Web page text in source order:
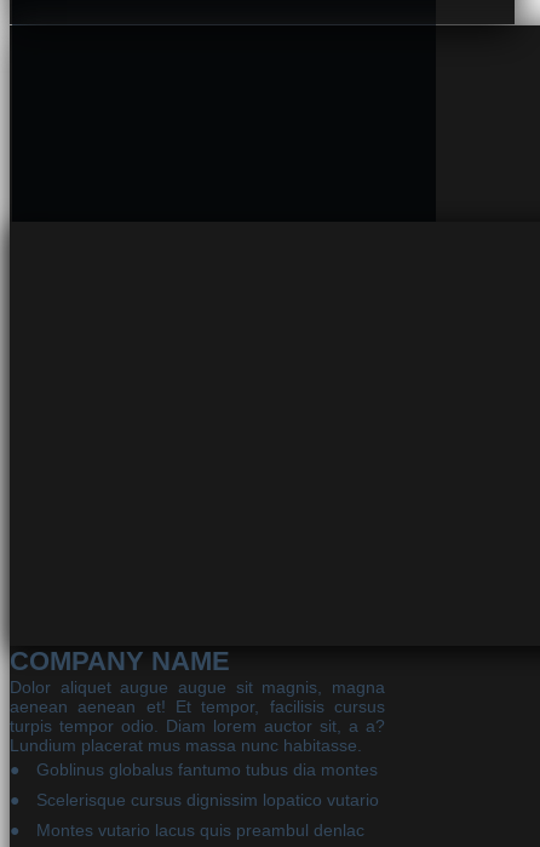
COMPANY NAME
Dolor aliquet augue augue sit magnis, magna
aenean aenean et! Et tempor, facilisis cursus
turpis tempor odio. Diam lorem auctor sit, a a?
Lundium placerat mus massa nunc habitasse.
Goblinus globalus fantumo tubus dia montes
Scelerisque cursus dignissim lopatico vutario
Montes vutario lacus quis preambul denlac